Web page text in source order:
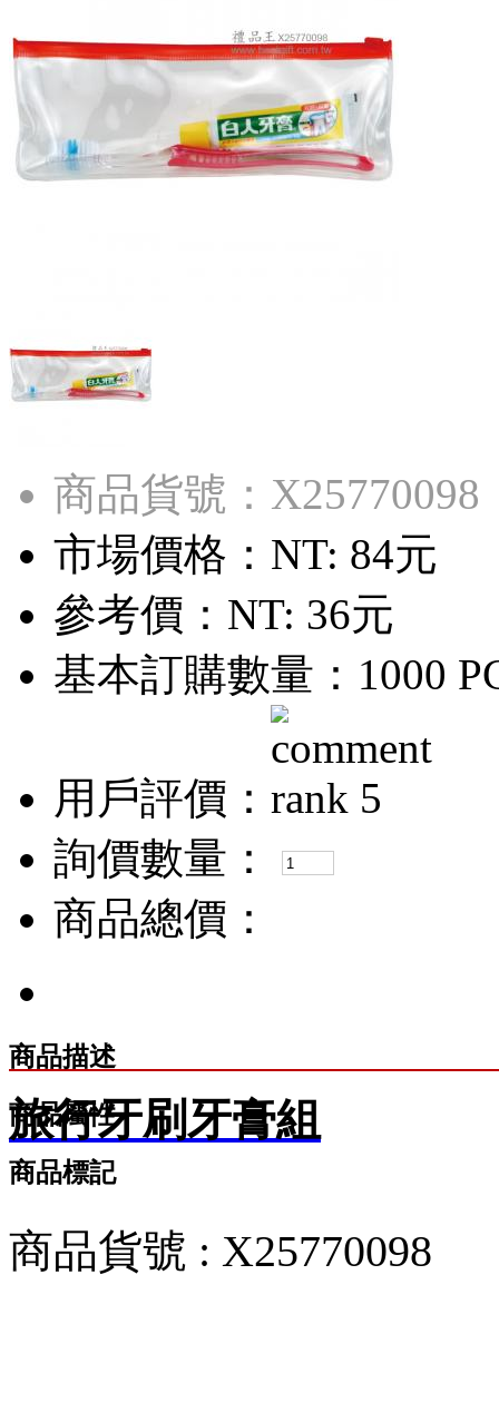
商品貨號：X25770098
市場價格： NT: 84元
參考價： NT: 36元
基本訂購數量：1000
用戶評價：
詢價數量：
商品總價：
商品描述
商品屬性
商品標記
旅行牙刷牙膏組
商品貨號 : X25770098